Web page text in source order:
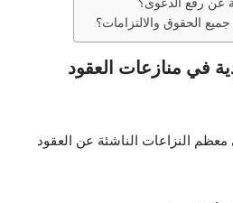
عن رفع الدعوى؟
الحقوق والالتزامات؟
في منازعات العقود
معظم النزاعات الناشئة عن العقود